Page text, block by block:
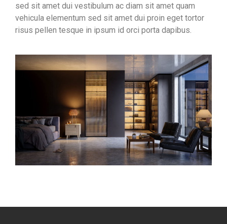
sed sit amet dui vestibulum ac diam sit amet quam
vehicula elementum sed sit amet dui proin eget tortor
risus pellen tesque in ipsum id orci porta dapibus.